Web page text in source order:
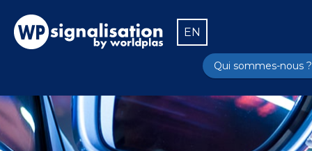
EN
Qui sommes-nous ?